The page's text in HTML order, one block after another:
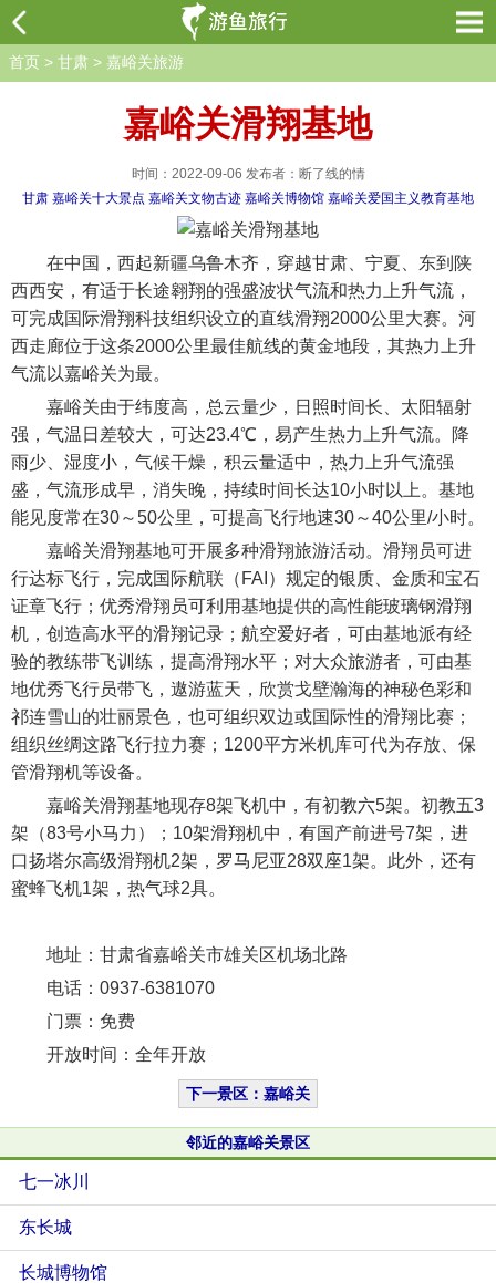
首页 > 甘肃 > 嘉峪关旅游
嘉峪关滑翔基地
时间：2022-09-06 发布者：断了线的情
甘肃 嘉峪关十大景点 嘉峪关文物古迹 嘉峪关博物馆 嘉峪关爱国主义教育基地
在中国，西起新疆乌鲁木齐，穿越甘肃、宁夏、东到陕
西西安，有适于长途翱翔的强盛波状气流和热力上升气流，
可完成国际滑翔科技组织设立的直线滑翔2000公里大赛。河
西走廊位于这条2000公里最佳航线的黄金地段，其热力上升
气流以嘉峪关为最。
嘉峪关由于纬度高，总云量少，日照时间长、太阳辐射
强，气温日差较大，可达23.4℃，易产生热力上升气流。降
雨少、湿度小，气候干燥，积云量适中，热力上升气流强
盛，气流形成早，消失晚，持续时间长达10小时以上。基地
能见度常在30～50公里，可提高飞行地速30～40公里/小时。
嘉峪关滑翔基地可开展多种滑翔旅游活动。滑翔员可进
行达标飞行，完成国际航联（FAI）规定的银质、金质和宝石
证章飞行；优秀滑翔员可利用基地提供的高性能玻璃钢滑翔
机，创造高水平的滑翔记录；航空爱好者，可由基地派有经
验的教练带飞训练，提高滑翔水平；对大众旅游者，可由基
地优秀飞行员带飞，遨游蓝天，欣赏戈壁瀚海的神秘色彩和
祁连雪山的壮丽景色，也可组织双边或国际性的滑翔比赛；
组织丝绸这路飞行拉力赛；1200平方米机库可代为存放、保
管滑翔机等设备。
嘉峪关滑翔基地现存8架飞机中，有初教六5架。初教五3
架（83号小马力）；10架滑翔机中，有国产前进号7架，进
口扬塔尔高级滑翔机2架，罗马尼亚28双座1架。此外，还有
蜜蜂飞机1架，热气球2具。
地址：甘肃省嘉峪关市雄关区机场北路
电话：0937-6381070
门票：免费
开放时间：全年开放
下一景区：嘉峪关
邻近的嘉峪关景区
七一冰川
东长城
长城博物馆